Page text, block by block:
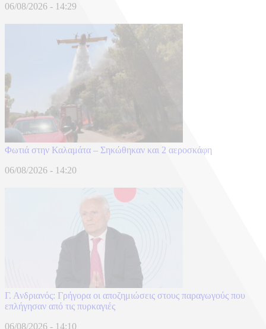
06/08/2026 - 14:29
Φωτιά στην Καλαμάτα – Σηκώθηκαν και 2 αεροσκάφη
06/08/2026 - 14:20
Γ. Ανδριανός: Γρήγορα οι αποζημιώσεις στους παραγωγούς που
επλήγησαν από τις πυρκαγιές
06/08/2026 - 14:10